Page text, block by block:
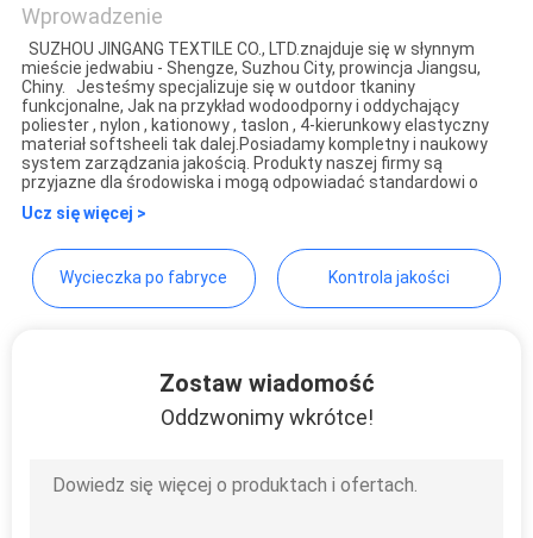
PRZYPADKI
COMPANY
NEWS
SITEMAP
PRIVACY
Suzhou Jingang Textile
Co.,Ltd
Wprowadzenie
SUZHOU JINGANG TEXTILE CO., LTD.znajduje się w słynnym
mieście jedwabiu - Shengze, Suzhou City, prowincja Jiangsu,
Chiny. Jesteśmy specjalizuje się w outdoor tkaniny
funkcjonalne, Jak na przykład wodoodporny i oddychający
poliester , nylon , kationowy , taslon , 4-kierunkowy elastyczny
materiał softsheeli tak dalej.Posiadamy kompletny i naukowy
system zarządzania jakością. Produkty naszej firmy są
przyjazne dla środowiska i mogą odpowiadać standardowi o
Ucz się więcej >
Wycieczka po fabryce Kontrola jakości
Zostaw wiadomość
Oddzwonimy wkrótce!